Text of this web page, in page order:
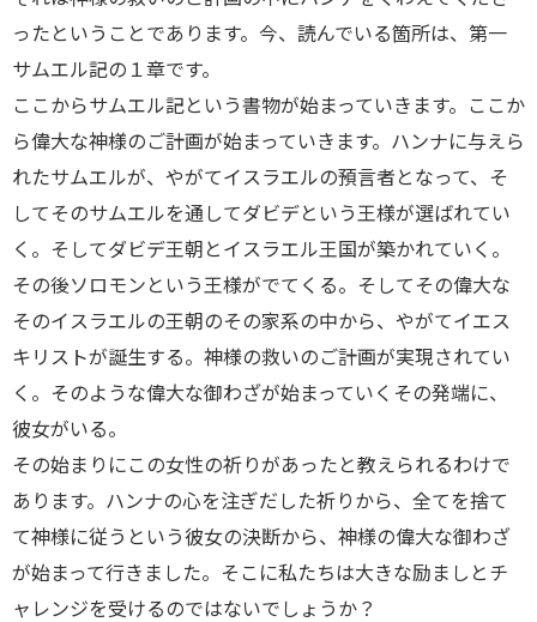
ったということであります。今、読んでいる箇所は、第一
サムエル記の１章です。
ここからサムエル記という書物が始まっていきます。ここか
ら偉大な神様のご計画が始まっていきます。ハンナに与えら
れたサムエルが、やがてイスラエルの預言者となって、そ
してそのサムエルを通してダビデという王様が選ばれてい
く。そしてダビデ王朝とイスラエル王国が築かれていく。
その後ソロモンという王様がでてくる。そしてその偉大な
そのイスラエルの王朝のその家系の中から、やがてイエス
キリストが誕生する。神様の救いのご計画が実現されてい
く。そのような偉大な御わざが始まっていくその発端に、
彼女がいる。
その始まりにこの女性の祈りがあったと教えられるわけで
あります。ハンナの心を注ぎだした祈りから、全てを捨て
て神様に従うという彼女の決断から、神様の偉大な御わざ
が始まって行きました。そこに私たちは大きな励ましとチ
ャレンジを受けるのではないでしょうか？